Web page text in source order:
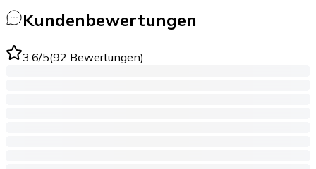
Kundenbewertungen
3.6/5(92 Bewertungen)